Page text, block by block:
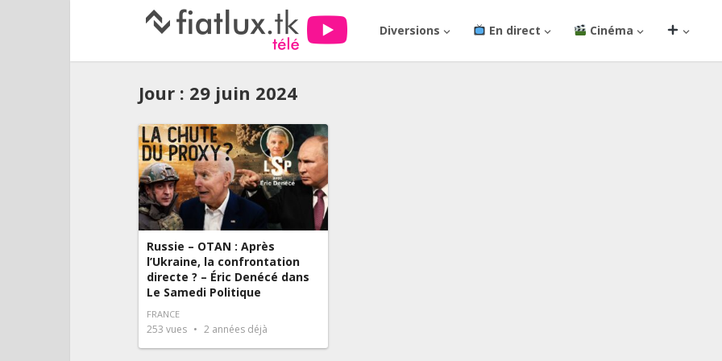
Diversions En direct Cinéma
Jour : 29 juin 2024
Russie – OTAN : Après
l’Ukraine, la confrontation
directe ? – Éric Denécé dans
Le Samedi Politique
FRANCE
253 vues 2 années déjà